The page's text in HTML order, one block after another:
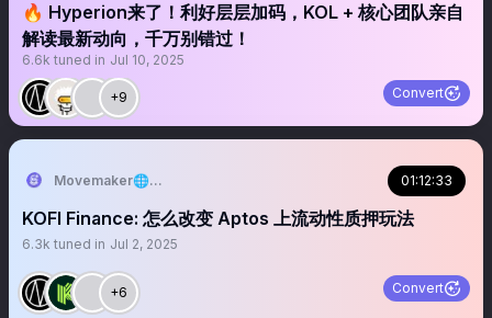
🔥 Hyperion来了！利好层层加码，KOL + 核心团队亲自
解读最新动向，千万别错过！
6.6k tuned in Jul 10, 2025
+9 Convert
Movemaker🌐Aptos华语社区 01:12:33
KOFI Finance: 怎么改变 Aptos 上流动性质押玩法
6.3k tuned in Jul 2, 2025
+6 Convert